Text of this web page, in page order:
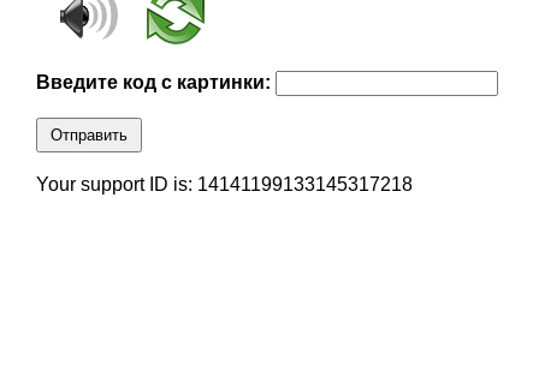
Введите код с картинки:
Отправить
Your support ID is: 14141199133145317218